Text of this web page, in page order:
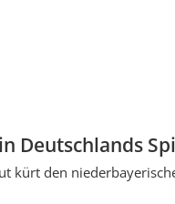
Deutschlands
kürt den